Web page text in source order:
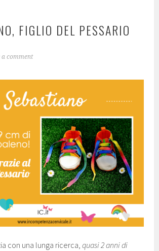
FIGLIO DEL PESSARIO
a comment
con una lunga ricerca,quasi 2 anni di